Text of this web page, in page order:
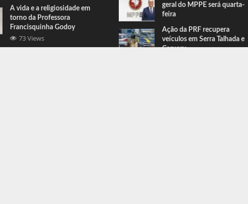
A vida e a religiosidade em
torno da Professora
Francisquinha Godoy
73 Views
geral do MPPE será quarta-
feira
Ação da PRF recupera
veículos em Serra Talhada e
Caruaru